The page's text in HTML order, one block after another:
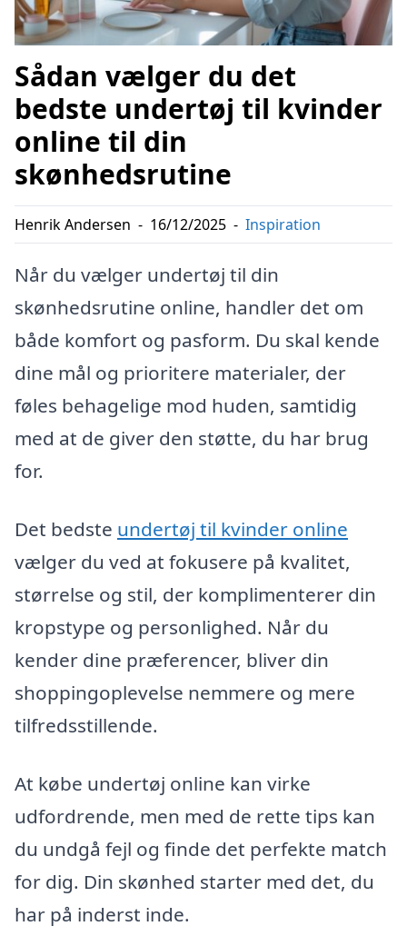
Sådan vælger du det
bedste undertøj til kvinder
online til din
skønhedsrutine
Henrik Andersen - 16/12/2025 - Inspiration
Når du vælger undertøj til din
skønhedsrutine online, handler det om
både komfort og pasform. Du skal kende
dine mål og prioritere materialer, der
føles behagelige mod huden, samtidig
med at de giver den støtte, du har brug
for.
Det bedste undertøj til kvinder online
vælger du ved at fokusere på kvalitet,
størrelse og stil, der komplimenterer din
kropstype og personlighed. Når du
kender dine præferencer, bliver din
shoppingoplevelse nemmere og mere
tilfredsstillende.
At købe undertøj online kan virke
udfordrende, men med de rette tips kan
du undgå fejl og finde det perfekte match
for dig. Din skønhed starter med det, du
har på inderst inde.